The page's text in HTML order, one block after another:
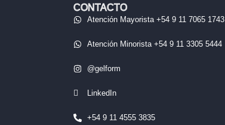
CONTACTO
Atención Mayorista +54 9 11 7065 1743
Atención Minorista +54 9 11 3305 5444
@gelform
LinkedIn
+54 9 11 4555 3835